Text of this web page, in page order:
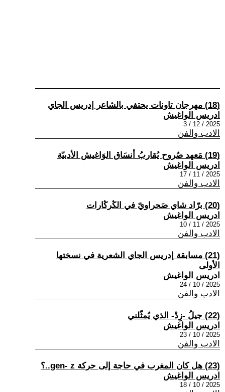
(18) مهرجان تاونات يحتفي بالشاعر إدريس الجاي
ادريس الواغيش
2025 / 12 / 3
الادب والفن
(19) مَعهد صُروح يُقاربُ أنسَاق الوَاغيش الأدبيّة
ادريس الواغيش
2025 / 11 / 17
الادب والفن
(20) برّاد شاي صَحراويّ في الڭرڭارات
ادريس الواغيش
2025 / 11 / 10
الادب والفن
(21) مسابقة إدريس الجاي الشعرية في نسختها
الأولى
ادريس الواغيش
2025 / 10 / 24
الادب والفن
(22) جيلُ -زِدْ- الذي يُمثّلني
ادريس الواغيش
2025 / 10 / 23
الادب والفن
(23) هل كان المغرب في حاجة إلى حركة gen- z..؟
ادريس الواغيش
2025 / 10 / 18